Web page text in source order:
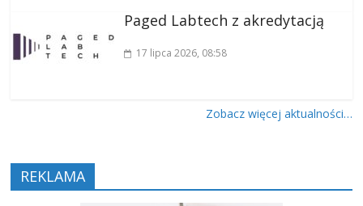
Paged Labtech z akredytacją
17 lipca 2026, 08:58
Zobacz więcej aktualności…
REKLAMA